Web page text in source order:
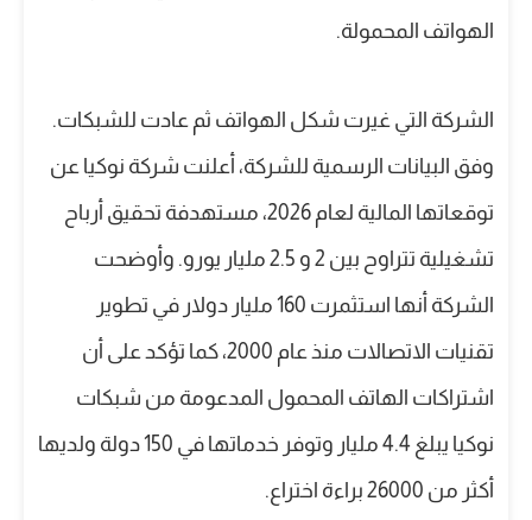
الهواتف المحمولة.
الشركة التي غيرت شكل الهواتف ثم عادت للشبكات.
وفق البيانات الرسمية للشركة، أعلنت شركة نوكيا عن
توقعاتها المالية لعام 2026، مستهدفة تحقيق أرباح
تشغيلية تتراوح بين 2 و 2.5 مليار يورو. وأوضحت
الشركة أنها استثمرت 160 مليار دولار في تطوير
تقنيات الاتصالات منذ عام 2000، كما تؤكد على أن
اشتراكات الهاتف المحمول المدعومة من شبكات
نوكيا يبلغ 4.4 مليار وتوفر خدماتها في 150 دولة ولديها
أكثر من 26000 براءة اختراع.